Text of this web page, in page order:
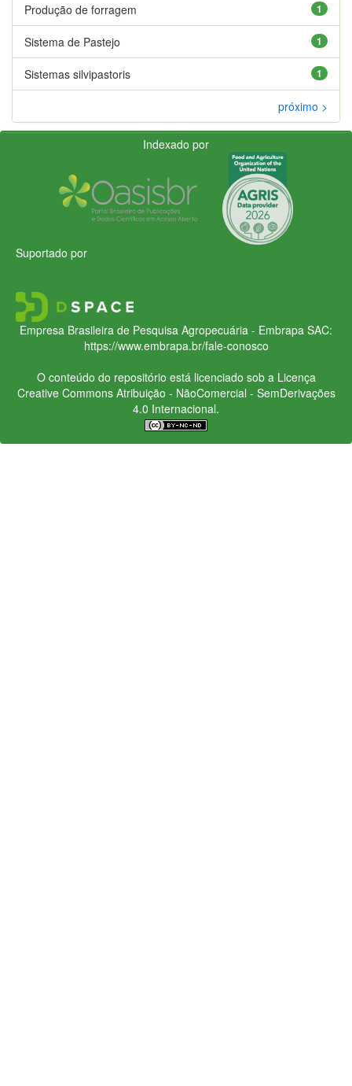
1
Produção de forragem
1
Sistema de Pastejo
1
Sistemas silvipastoris
próximo >
Indexado por
Suportado por
Empresa Brasileira de Pesquisa Agropecuária - Embrapa SAC:
https://www.embrapa.br/fale-conosco
O conteúdo do repositório está licenciado sob a Licença
Creative CommonsAtribuição - NãoComercial - SemDerivações
4.0 Internacional.